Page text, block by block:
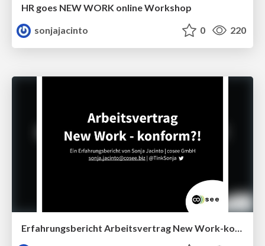
HR goes NEW WORK online Workshop
sonjajacinto
0 220
Erfahrungsbericht Arbeitsvertrag New Work-konform